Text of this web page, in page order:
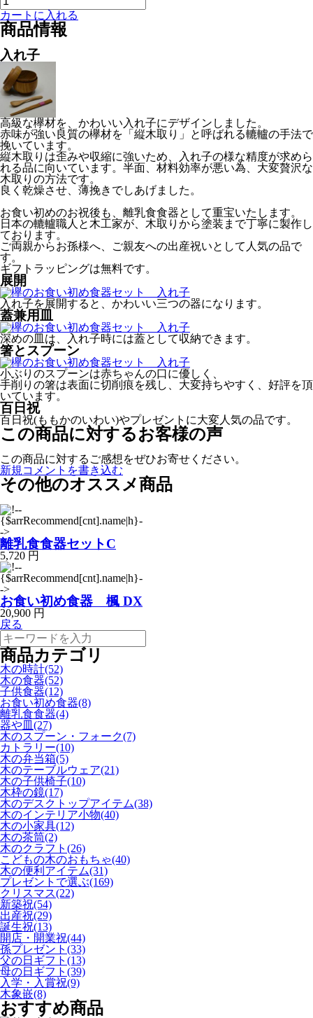
カートに入れる
商品情報
入れ子
高級な欅材を、かわいい入れ子にデザインしました。
赤味が強い良質の欅材を「縦木取り」と呼ばれる轆轤の手法で
挽いています。
縦木取りは歪みや収縮に強いため、入れ子の様な精度が求めら
れる品に向いています。半面、材料効率が悪い為、大変贅沢な
木取りの方法です。
良く乾燥させ、薄挽きでしあげました。
お食い初めのお祝後も、離乳食食器として重宝いたします。
日本の轆轤職人と木工家が、木取りから塗装まで丁寧に製作し
ております。
ご両親からお孫様へ、ご親友への出産祝いとして人気の品で
す。
ギフトラッピングは無料です。
展開
入れ子を展開すると、かわいい三つの器になります。
蓋兼用皿
深めの皿は、入れ子時には蓋として収納できます。
箸とスプーン
小ぶりのスプーンは赤ちゃんの口に優しく、
手削りの箸は表面に切削痕を残し、大変持ちやすく、好評を頂
いています。
百日祝
百日祝(ももかのいわい)やプレゼントに大変人気の品です。
この商品に対するお客様の声
この商品に対するご感想をぜひお寄せください。
新規コメントを書き込む
その他のオススメ商品
離乳食食器セットC
5,720 円
お食い初め食器 楓 DX
20,900 円
戻る
商品カテゴリ
木の時計(52)
木の食器(52)
子供食器(12)
お食い初め食器(8)
離乳食食器(4)
器や皿(27)
木のスプーン・フォーク(7)
カトラリー(10)
木の弁当箱(5)
木のテーブルウェア(21)
木の子供椅子(10)
木枠の鏡(17)
木のデスクトップアイテム(38)
木のインテリア小物(40)
木の小家具(12)
木の茶筒(2)
木のクラフト(26)
こどもの木のおもちゃ(40)
木の便利アイテム(31)
プレゼントで選ぶ(169)
クリスマス(22)
新築祝(54)
出産祝(29)
誕生祝(13)
開店・開業祝(44)
孫プレゼント(33)
父の日ギフト(13)
母の日ギフト(39)
入学・入賞祝(9)
木象嵌(8)
おすすめ商品